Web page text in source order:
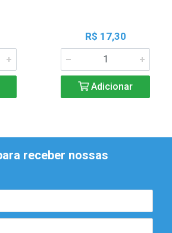
R$ 17,30
Adicionar
receber nossas